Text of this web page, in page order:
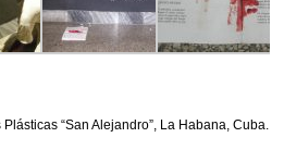
“San Alejandro”, La Habana, Cuba.